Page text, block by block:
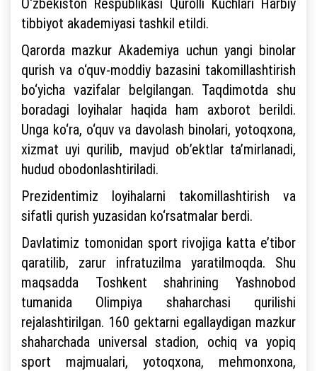
tibbiyot akademiyasi tashkil etildi.
Qarorda mazkur Akademiya uchun yangi binolar
qurish va o‘quv-moddiy bazasini takomillashtirish
bo‘yicha vazifalar belgilangan. Taqdimotda shu
boradagi loyihalar haqida ham axborot berildi.
Unga ko‘ra, o‘quv va davolash binolari, yotoqxona,
xizmat uyi qurilib, mavjud ob’ektlar ta’mirlanadi,
hudud obodonlashtiriladi.
Prezidentimiz loyihalarni takomillashtirish va
sifatli qurish yuzasidan ko‘rsatmalar berdi.
Davlatimiz tomonidan sport rivojiga katta e’tibor
qaratilib, zarur infratuzilma yaratilmoqda. Shu
maqsadda Toshkent shahrining Yashnobod
tumanida Olimpiya shaharchasi qurilishi
rejalashtirilgan. 160 gektarni egallaydigan mazkur
shaharchada universal stadion, ochiq va yopiq
sport majmualari, yotoqxona, mehmonxona,